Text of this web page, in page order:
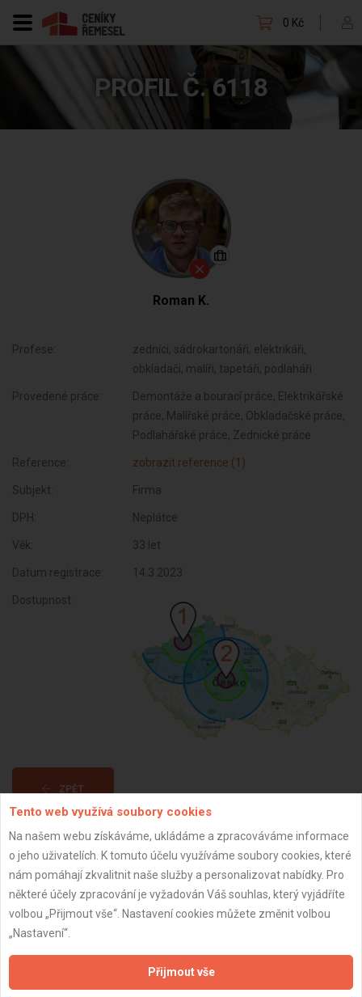
0 Kč
PROFIL Č. 6118
Roman K.
Profese:
zedníci, sádrokartonáři, elektrikáři,
obkladači, malíři, tapetáři, podlaháři
Provedené práce:
Demontáže a bourací práce, Elektrikářské
práce, Malířské práce, Obkladačské práce,
Podlahářské práce, Zednické práce
Reference: zobrazit reference (1)
Subjekt: Firma
DPH: Neplátce
Věk: 33 let
Datum registrace: 14.3.2023
Dostupnost:
ZPĚT
Naše firmy a řemeslníci
Zpracování a ochrana osobních údajů
Tento web využívá soubory cookies
Na našem webu získáváme, ukládáme a zpracováváme informace
o jeho uživatelích. K tomuto účelu využíváme soubory cookies, které
nám pomáhají zkvalitnit naše služby a personalizovat nabídky. Pro
některé účely zpracování je vyžadován Váš souhlas, který vyjádříte
volbou „Přijmout vše“. Nastavení cookies můžete změnit volbou
„Nastavení“.
Přijmout vše